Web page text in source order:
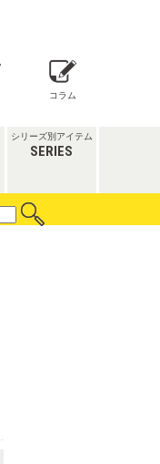
コラム
シリーズ別アイテム
SERIES